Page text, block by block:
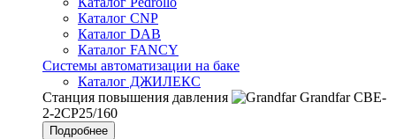
Каталог CNP
Каталог DAB
Каталог FANCY
Системы автоматизации на баке
Каталог ДЖИЛЕКС
Станция повышения давления
Grandfar CBE-
2-2CP25/160
Подробнее